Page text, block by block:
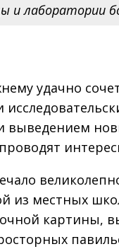
и лаборатории
удачно
из местных
картины,